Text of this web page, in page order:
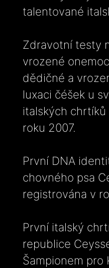
talentované
Zdravotní testy
vrozené
dědičné a
luxaci čéšek u
italských
roku 2007.
První DNA
chovného psa
registrována v
První italský
republice
Šampionem pro